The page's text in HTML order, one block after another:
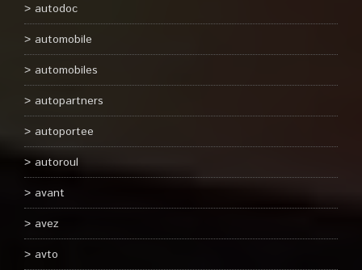
autodoc
automobile
automobiles
autopartners
autoportee
autoroul
avant
avez
avto